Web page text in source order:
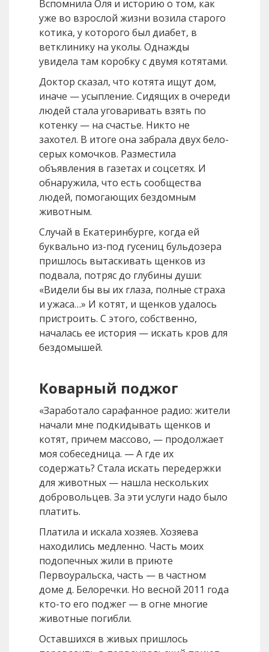
Вспомнила Оля и историю о том, как
уже во взрослой жизни возила старого
котика, у которого был диабет, в
ветклинику на уколы. Однажды
увидела там коробку с двумя котятами.
Доктор сказал, что котята ищут дом,
иначе — усыпление. Сидящих в очереди
людей стала уговаривать взять по
котенку — на счастье. Никто не
захотел. В итоге она забрала двух бело-
серых комочков. Разместила
объявления в газетах и соцсетях. И
обнаружила, что есть сообщества
людей, помогающих бездомным
животным.
Случай в Екатеринбурге, когда ей
буквально из-под гусениц бульдозера
пришлось вытаскивать щенков из
подвала, потряс до глубины души:
«Видели бы вы их глаза, полные страха
и ужаса…» И котят, и щенков удалось
пристроить. С этого, собственно,
началась ее история — искать кров для
бездомышей.
Коварный поджог
«Заработало сарафанное радио: жители
начали мне подкидывать щенков и
котят, причем массово, — продолжает
моя собеседница. — А где их
содержать? Стала искать передержки
для животных — нашла нескольких
добровольцев. За эти услуги надо было
платить.
Платила и искала хозяев. Хозяева
находились медленно. Часть моих
подопечных жили в приюте
Первоуральска, часть — в частном
доме д. Белоречки. Но весной 2011 года
кто-то его поджег — в огне многие
животные погибли.
Оставшихся в живых пришлось